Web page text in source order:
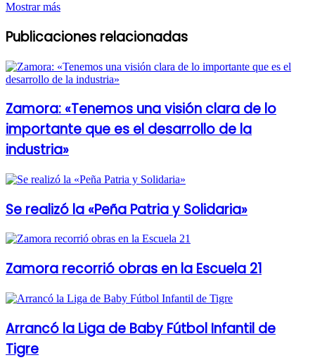
Mostrar más
Publicaciones relacionadas
Zamora: «Tenemos una visión clara de lo
importante que es el desarrollo de la
industria»
Se realizó la «Peña Patria y Solidaria»
Zamora recorrió obras en la Escuela 21
Arrancó la Liga de Baby Fútbol Infantil de
Tigre